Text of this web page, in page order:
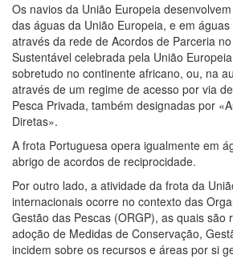
Os navios da União Europeia
das águas da União Europeia, e em
através da rede de Acordos de Parceria
Sustentável celebrada pela União
sobretudo no continente africano, ou, na
através de um regime de acesso por via
Pesca Privada, também designadas por
Diretas».
A frota Portuguesa opera igualmente em
abrigo de acordos de reciprocidade.
Por outro lado, a atividade da frota da
internacionais ocorre no contexto das
Gestão das Pescas (ORGP), as quais são
adoção de Medidas de Conservação,
incidem sobre os recursos e áreas por si